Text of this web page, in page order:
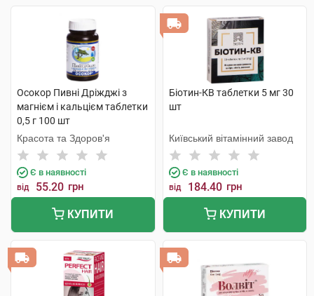
Осокор Пивні Дріжджі з
магнієм і кальцієм таблетки
0,5 г 100 шт
Красота та Здоров'я
Є в наявності
від 55.20 грн
КУПИТИ
Біотин-КВ таблетки 5 мг 30
шт
Київський вітамінний завод
Є в наявності
від 184.40 грн
КУПИТИ